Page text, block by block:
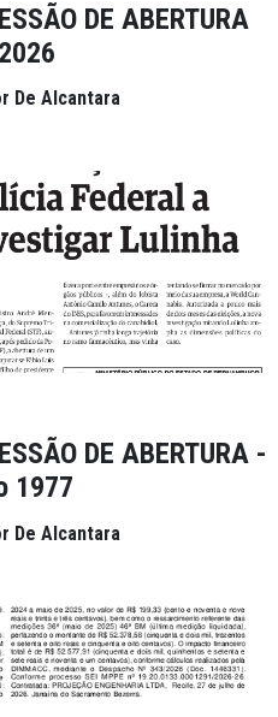
DE ABERTURA
De Alcantara
DE ABERTURA -
1977
De Alcantara